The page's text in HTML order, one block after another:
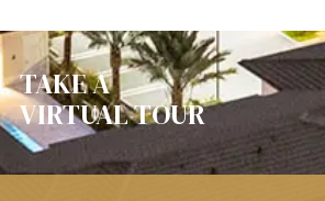
TAKE A
VIRTUAL TOUR